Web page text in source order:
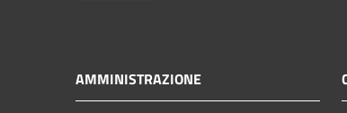
AMMINISTRAZIONE